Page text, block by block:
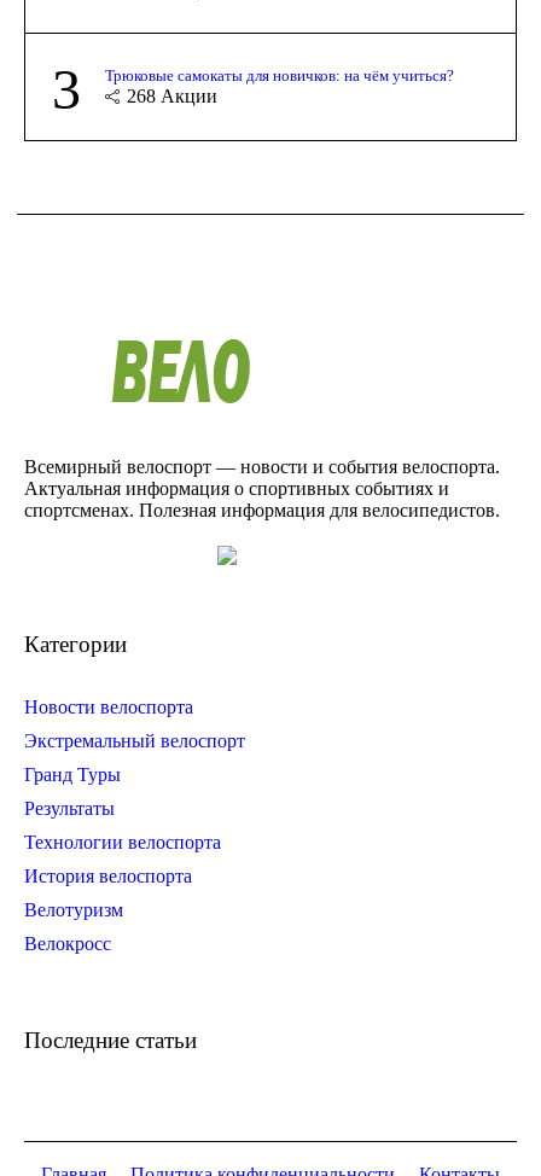
3 Трюковые самокаты для новичков: на чём учиться?
268 Акции
Всемирный велоспорт — новости и события велоспорта.
Актуальная информация о спортивных событиях и
спортсменах. Полезная информация для велосипедистов.
Категории
Новости велоспорта
Экстремальный велоспорт
Гранд Туры
Результаты
Технологии велоспорта
История велоспорта
Велотуризм
Велокросс
Последние статьи